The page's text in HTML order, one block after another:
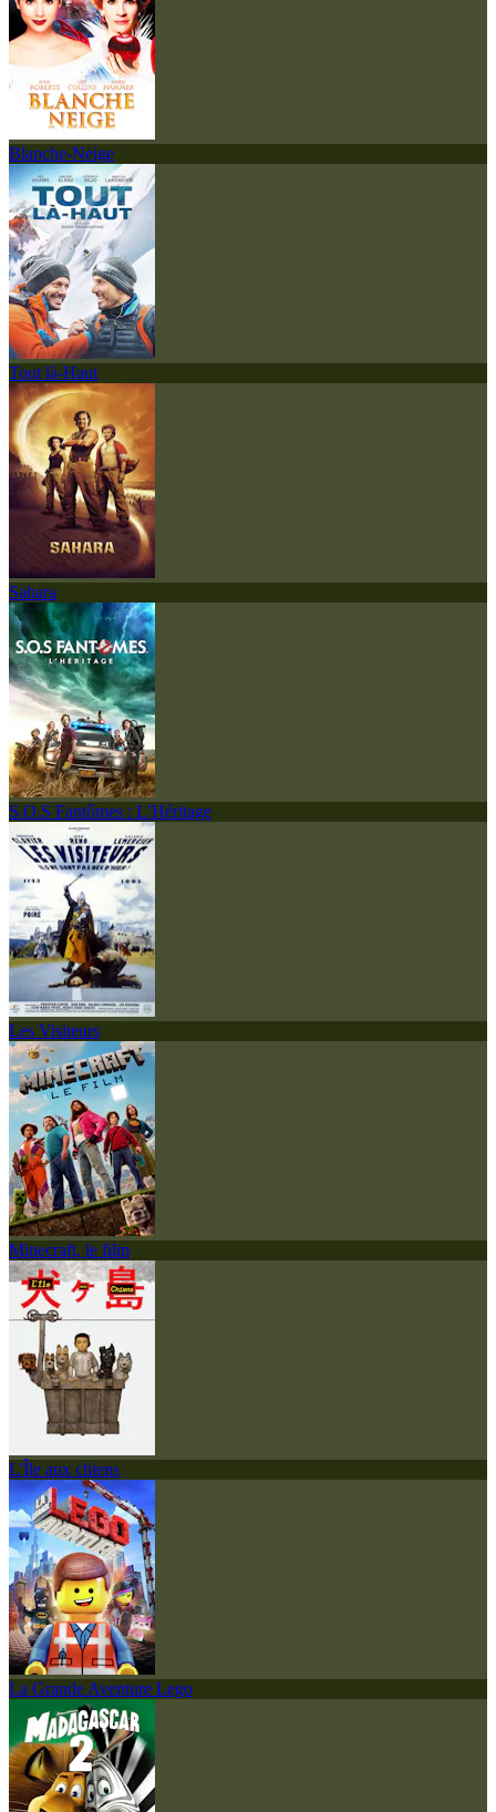
Blanche-Neige
Tout là-Haut
Sahara
S.O.S Fantômes : L’Héritage
Les Visiteurs
Minecraft, le film
L'Île aux chiens
La Grande Aventure Lego